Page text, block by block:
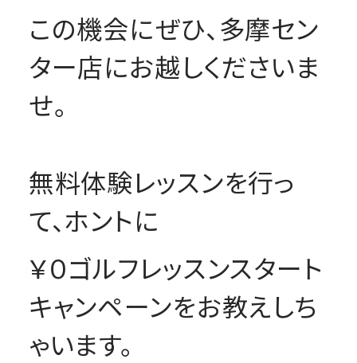
この機会にぜひ、多摩セン
ター店にお越しくださいま
せ。
無料体験レッスンを行っ
て、ホントに
￥０ゴルフレッスンスタート
キャンペーンをお教えしち
ゃいます。